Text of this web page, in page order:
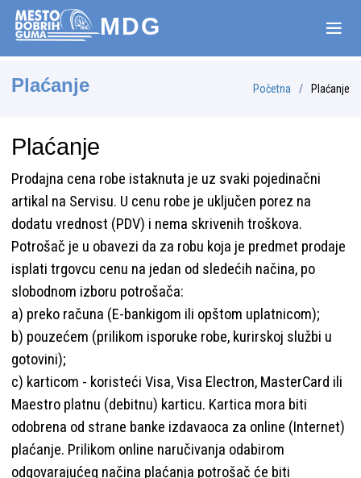
MDG
Plaćanje Početna Plaćanje
Plaćanje
Prodajna cena robe istaknuta je uz svaki pojedinačni
artikal na Servisu. U cenu robe je uključen porez na
dodatu vrednost (PDV) i nema skrivenih troškova.
Potrošač je u obavezi da za robu koja je predmet prodaje
isplati trgovcu cenu na jedan od sledećih načina, po
slobodnom izboru potrošača:
a) preko računa (E-bankigom ili opštom uplatnicom);
b) pouzećem (prilikom isporuke robe, kurirskoj službi u
gotovini);
c) karticom - koristeći Visa, Visa Electron, MasterCard ili
Maestro platnu (debitnu) karticu. Kartica mora biti
odobrena od strane banke izdavaoca za online (Internet)
plaćanje. Prilikom online naručivanja odabirom
odgovarajućeg načina plaćanja potrošač će biti